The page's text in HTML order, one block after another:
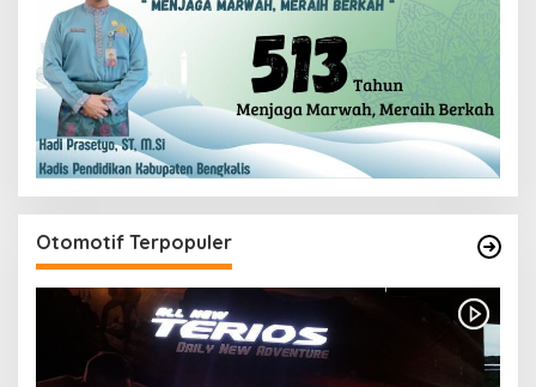
Otomotif Terpopuler